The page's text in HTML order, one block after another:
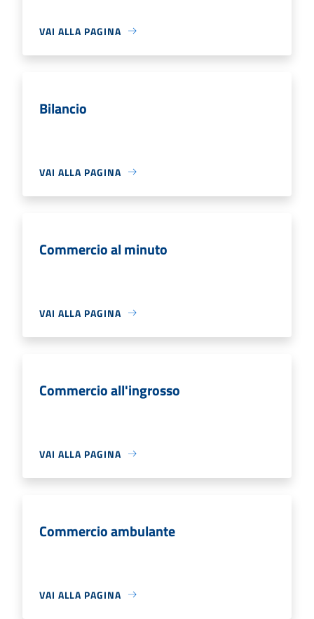
VAI ALLA PAGINA
Bilancio
VAI ALLA PAGINA
Commercio al minuto
VAI ALLA PAGINA
Commercio all'ingrosso
VAI ALLA PAGINA
Commercio ambulante
VAI ALLA PAGINA